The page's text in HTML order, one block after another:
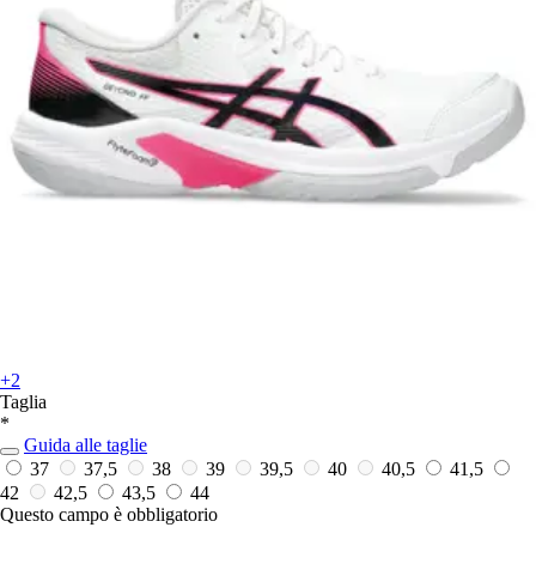
+2
Taglia
*
Guida alle taglie
37
37,5 38 39 39,5 40 40,5
41,5
42
42,5 43,5
44
Questo campo è obbligatorio